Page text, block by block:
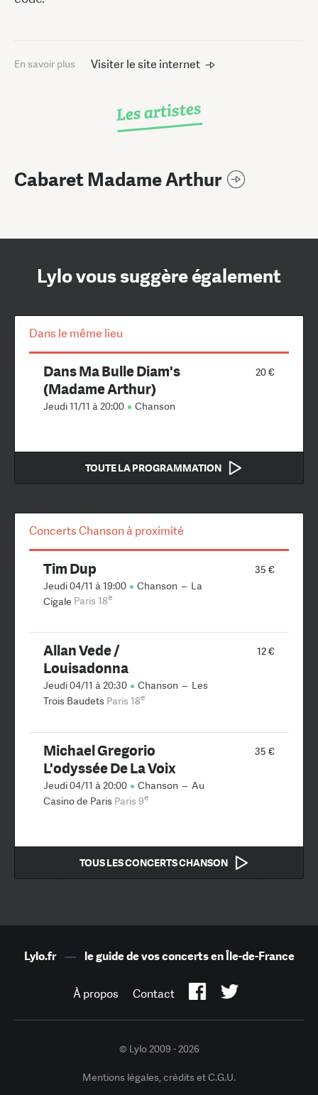
En savoir plus Visiter le site internet
Les artistes
Cabaret Madame Arthur
Lylo vous suggère également
Dans le même lieu
20 €
Dans Ma Bulle Diam's
(Madame Arthur)
Jeudi 11/11 à 20:00 Chanson
TOUTE LA PROGRAMMATION
Concerts Chanson à proximité
35 €
Tim Dup
Jeudi 04/11 à 19:00 Chanson – La
Cigale Paris 18e
12 €
Allan Vede /
Louisadonna
Jeudi 04/11 à 20:30 Chanson – Les
Trois Baudets Paris 18e
35 €
Michael Gregorio
L'odyssée De La Voix
Jeudi 04/11 à 20:00 Chanson – Au
Casino de Paris Paris 9e
TOUS LES CONCERTS CHANSON
Lylo.fr— le guide de vos concerts en Île-de-France
À propos Contact
© Lylo 2009 - 2026
Mentions légales, crédits et C.G.U.